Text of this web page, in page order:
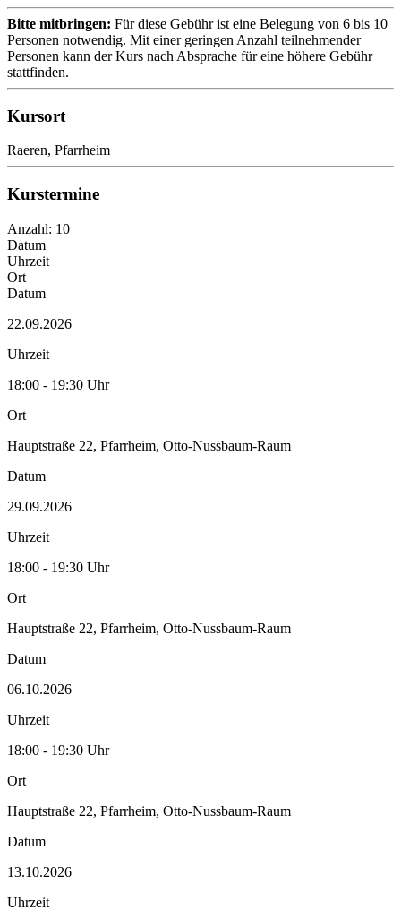
Bitte mitbringen: Für diese Gebühr ist eine Belegung von 6 bis 10
Personen notwendig. Mit einer geringen Anzahl teilnehmender
Personen kann der Kurs nach Absprache für eine höhere Gebühr
stattfinden.
Kursort
Raeren, Pfarrheim
Kurstermine
Anzahl: 10
Datum
Uhrzeit
Ort
Datum
22.09.2026
Uhrzeit
18:00 - 19:30 Uhr
Ort
Hauptstraße 22, Pfarrheim, Otto-Nussbaum-Raum
Datum
29.09.2026
Uhrzeit
18:00 - 19:30 Uhr
Ort
Hauptstraße 22, Pfarrheim, Otto-Nussbaum-Raum
Datum
06.10.2026
Uhrzeit
18:00 - 19:30 Uhr
Ort
Hauptstraße 22, Pfarrheim, Otto-Nussbaum-Raum
Datum
13.10.2026
Uhrzeit